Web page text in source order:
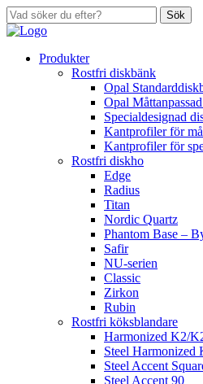
Sök
Produkter
Rostfri diskbänk
Opal
Opal
Specialdesignad
Kantprofiler för
Kantprofiler för
Rostfri diskho
Edge
Radius
Titan
Nordic Quartz
Phantom Base –
Safir
NU-serien
Classic
Zirkon
Rubin
Rostfri köksblandare
Harmonized K2/
Steel
Steel Accent
Steel Accent 90